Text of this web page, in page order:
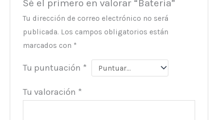
Sé el primero en valorar “Bateria”
Tu dirección de correo electrónico no será
publicada. Los campos obligatorios están
marcados con *
Tu puntuación *
Tu valoración *